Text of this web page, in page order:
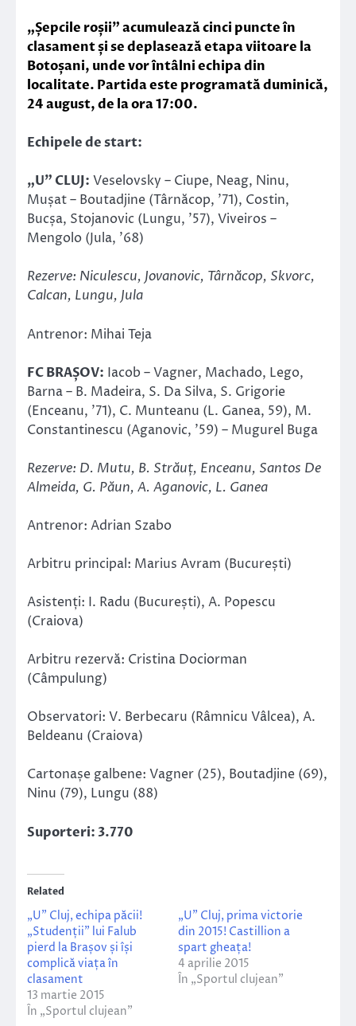
„Șepcile roșii” acumulează cinci puncte în
clasament și se deplasează etapa viitoare la
Botoșani, unde vor întâlni echipa din
localitate. Partida este programată duminică,
24 august, de la ora 17:00.
Echipele de start:
„U” CLUJ: Veselovsky – Ciupe, Neag, Ninu,
Mușat – Boutadjine (Târnăcop, ’71), Costin,
Bucșa, Stojanovic (Lungu, ’57), Viveiros –
Mengolo (Jula, ’68)
Rezerve: Niculescu, Jovanovic, Târnăcop, Skvorc,
Calcan, Lungu, Jula
Antrenor: Mihai Teja
FC BRAȘOV: Iacob – Vagner, Machado, Lego,
Barna – B. Madeira, S. Da Silva, S. Grigorie
(Enceanu, ’71), C. Munteanu (L. Ganea, 59), M.
Constantinescu (Aganovic, ’59) – Mugurel Buga
Rezerve: D. Mutu, B. Străuț, Enceanu, Santos De
Almeida, G. Păun, A. Aganovic, L. Ganea
Antrenor: Adrian Szabo
Arbitru principal: Marius Avram (București)
Asistenți: I. Radu (București), A. Popescu
(Craiova)
Arbitru rezervă: Cristina Dociorman
(Câmpulung)
Observatori: V. Berbecaru (Râmnicu Vâlcea), A.
Beldeanu (Craiova)
Cartonașe galbene: Vagner (25), Boutadjine (69),
Ninu (79), Lungu (88)
Suporteri: 3.770
Related
„U” Cluj, echipa păcii!
„Studenții” lui Falub
pierd la Brașov și își
complică viața în
clasament
13 martie 2015
În „Sportul clujean”
„U” Cluj, prima victorie
din 2015! Castillion a
spart gheața!
4 aprilie 2015
În „Sportul clujean”